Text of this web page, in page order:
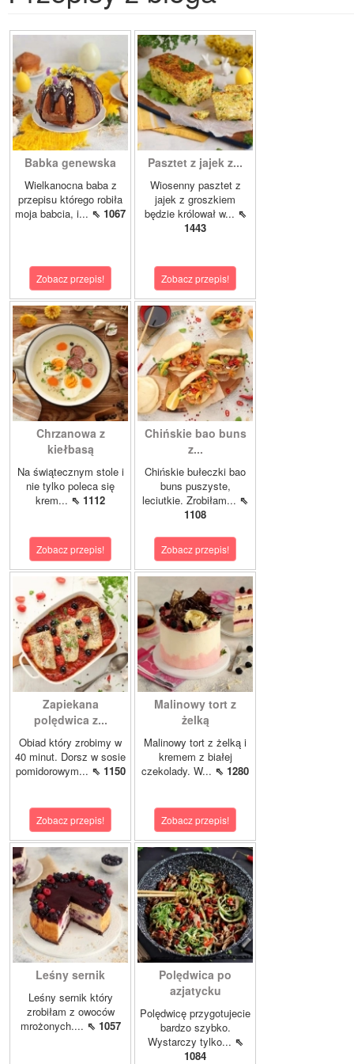
Babka genewska
Wielkanocna baba z
przepisu którego robiła
moja babcia, i... ⇖ 1067
Zobacz przepis!
Pasztet z jajek z...
Wiosenny pasztet z
jajek z groszkiem
będzie królował w... ⇖
1443
Zobacz przepis!
Chrzanowa z
kiełbasą
Na świątecznym stole i
nie tylko poleca się
krem... ⇖ 1112
Zobacz przepis!
Chińskie bao buns
z...
Chińskie bułeczki bao
buns puszyste,
leciutkie. Zrobiłam... ⇖
1108
Zobacz przepis!
Zapiekana
polędwica z...
Obiad który zrobimy w
40 minut. Dorsz w sosie
pomidorowym... ⇖ 1150
Zobacz przepis!
Malinowy tort z
żelką
Malinowy tort z żelką i
kremem z białej
czekolady. W... ⇖ 1280
Zobacz przepis!
Leśny sernik
Leśny sernik który
zrobiłam z owoców
mrożonych.... ⇖ 1057
Polędwica po
azjatycku
Polędwicę przygotujecie
bardzo szybko.
Wystarczy tylko... ⇖
1084